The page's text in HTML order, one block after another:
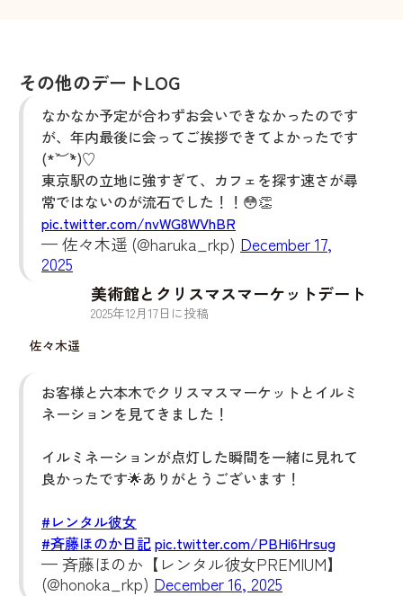
その他のデートLOG
なかなか予定が合わずお会いできなかったのです
が、年内最後に会ってご挨拶できてよかったです
(*´︶`*)♡
東京駅の立地に強すぎて、カフェを探す速さが尋
常ではないのが流石でした！！😳👏
pic.twitter.com/nvWG8WVhBR
— 佐々木遥 (@haruka_rkp) December 17,
2025
佐々木遥
美術館とクリスマスマーケットデート
2025年12月 17日に投稿
お客様と六本木でクリスマスマーケットとイルミ
ネーションを見てきました！
イルミネーションが点灯した瞬間を一緒に見れて
良かったです🌟ありがとうございます！
#レンタル彼女
#斉藤ほのか日記pic.twitter.com/PBHi6Hrsug
— 斉藤ほのか【レンタル彼女PREMIUM】
(@honoka_rkp) December 16, 2025